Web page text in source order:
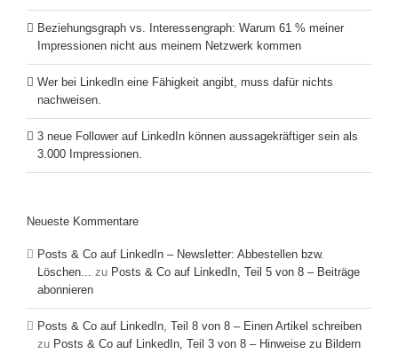
Beziehungsgraph vs. Interessengraph: Warum 61 % meiner
Impressionen nicht aus meinem Netzwerk kommen
Wer bei LinkedIn eine Fähigkeit angibt, muss dafür nichts
nachweisen.
3 neue Follower auf LinkedIn können aussagekräftiger sein als
3.000 Impressionen.
Neueste Kommentare
Posts & Co auf LinkedIn – Newsletter: Abbestellen bzw.
Löschen... zu Posts & Co auf LinkedIn, Teil 5 von 8 – Beiträge
abonnieren
Posts & Co auf LinkedIn, Teil 8 von 8 – Einen Artikel schreiben
zu Posts & Co auf LinkedIn, Teil 3 von 8 – Hinweise zu Bildern